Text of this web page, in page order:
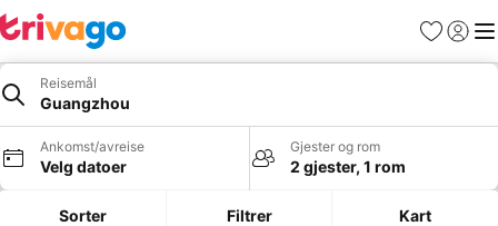
Favoritter
Logg
Reisemål
Guangzhou
Ankomst/avreise
Velg datoer
Gjester og rom
2 gjester, 1 rom
Sorter Filtrer Kart